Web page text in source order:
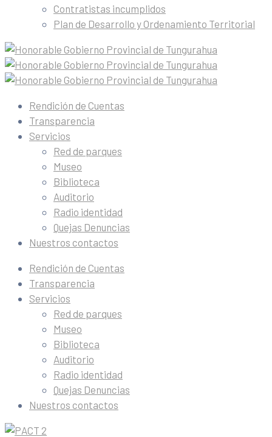
Contratistas incumplidos
Plan de Desarrollo y Ordenamiento Territorial
Rendición de Cuentas
Transparencia
Servicios
Red de parques
Museo
Biblioteca
Auditorio
Radio identidad
Quejas Denuncias
Nuestros contactos
Rendición de Cuentas
Transparencia
Servicios
Red de parques
Museo
Biblioteca
Auditorio
Radio identidad
Quejas Denuncias
Nuestros contactos